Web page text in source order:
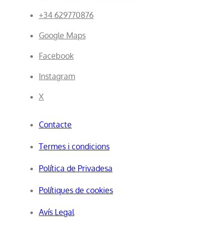
+34 629770876
Google Maps
Facebook
Instagram
X
Contacte
Termes i condicions
Política de Privadesa
Polítiques de cookies
Avís Legal